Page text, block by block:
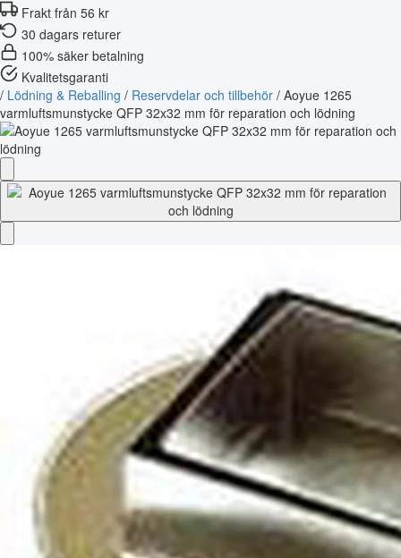
Frakt från 56 kr
30 dagars returer
100% säker betalning
Kvalitetsgaranti
/ Lödning & Reballing / Reservdelar och tillbehör / Aoyue 1265
varmluftsmunstycke QFP 32x32 mm för reparation och lödning